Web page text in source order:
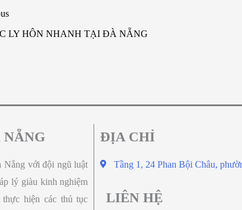
LY HÔN NHANH TẠI ĐÀ NẴNG
NẴNG
Nẵng với đội ngũ luật
lý giàu kinh nghiệm
hiện các thủ tục
ĐỊA CHỈ
Tầng 1, 24 Phan Bội Châu,
LIÊN HỆ